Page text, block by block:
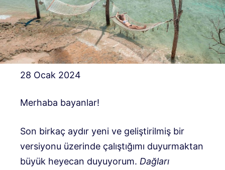
28 Ocak 2024
Merhaba bayanlar!
Son birkaç aydır yeni ve geliştirilmiş bir
versiyonu üzerinde çalıştığımı duyurmaktan
büyük heyecan duyuyorum. Dağları